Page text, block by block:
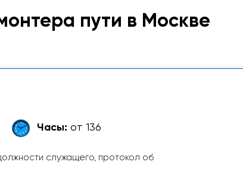
пути в Москве
Часы: от 136
служащего, протокол об